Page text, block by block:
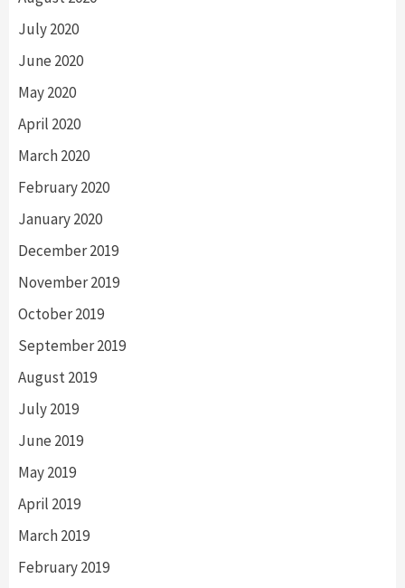
July 2020
June 2020
May 2020
April 2020
March 2020
February 2020
January 2020
December 2019
November 2019
October 2019
September 2019
August 2019
July 2019
June 2019
May 2019
April 2019
March 2019
February 2019